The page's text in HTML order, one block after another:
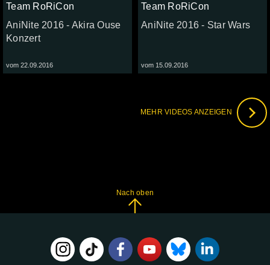
Team RoRiCon
AniNite 2016 - Akira Ouse
Konzert
vom 22.09.2016
Team RoRiCon
AniNite 2016 - Star Wars
vom 15.09.2016
MEHR VIDEOS ANZEIGEN
Nach oben